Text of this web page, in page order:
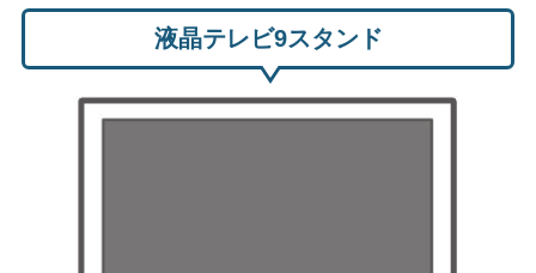
液晶テレビ9スタンド